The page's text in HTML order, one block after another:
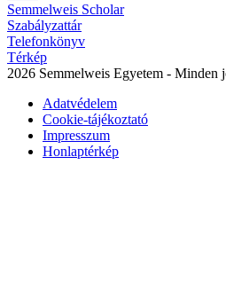
Semmelweis Scholar
Szabályzattár
Telefonkönyv
Térkép
2026 Semmelweis Egyetem - Minden
Adatvédelem
Cookie-tájékoztató
Impresszum
Honlaptérkép